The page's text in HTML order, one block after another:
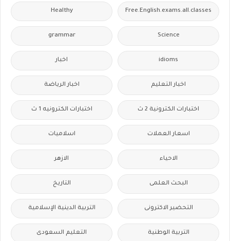
Free.English.exams.all.classes
Healthy
Science
grammar
idioms اخبار
اخبار التعليم اخبار الرياضة
اختبارات الكترونية 2 ث اختبارات الكترونيه 1 ث
اسعار العملات اسلاميات
الاحياء الازهر
البحث العلمى التاريخ
التحضير الاكترونى التربية الدينية الإسلامية
التربية الوطنية التعليم السعودى